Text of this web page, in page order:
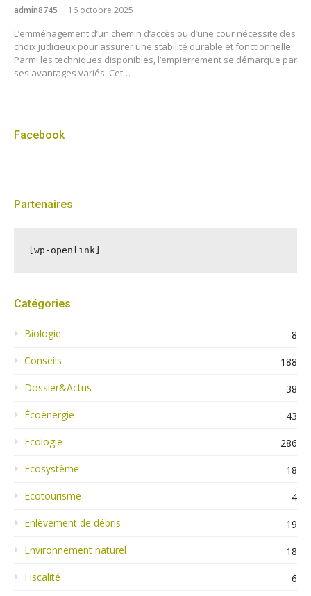
admin8745 16 octobre 2025
L’emménagement d’un chemin d’accès ou d’une cour nécessite des
choix judicieux pour assurer une stabilité durable et fonctionnelle.
Parmi les techniques disponibles, l’empierrement se démarque par
ses avantages variés. Cet…
Facebook
Partenaires
[wp-openlink]
Catégories
Biologie
8
Conseils
188
Dossier&Actus
38
Écoénergie
43
Ecologie
286
Ecosystème
18
Ecotourisme
4
Enlèvement de débris
19
Environnement naturel
18
Fiscalité
6